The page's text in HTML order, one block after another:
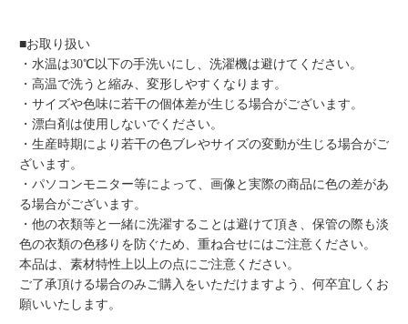
■お取り扱い
・水温は30℃以下の手洗いにし、洗濯機は避けてください。
・高温で洗うと縮み、変形しやすくなります。
・サイズや色味に若干の個体差が生じる場合がございます。
・漂白剤は使用しないでください。
・生産時期により若干の色ブレやサイズの変動が生じる場合がご
ざいます。
・パソコンモニター等によって、画像と実際の商品に色の差があ
る場合がございます。
・他の衣類等と一緒に洗濯することは避けて頂き、保管の際も淡
色の衣類の色移りを防ぐため、重ね合せにはご注意ください。
本品は、素材特性上以上の点にご注意ください。
ご了承頂ける場合のみご購入をいただけますよう、何卒宜しくお
願いいたします。